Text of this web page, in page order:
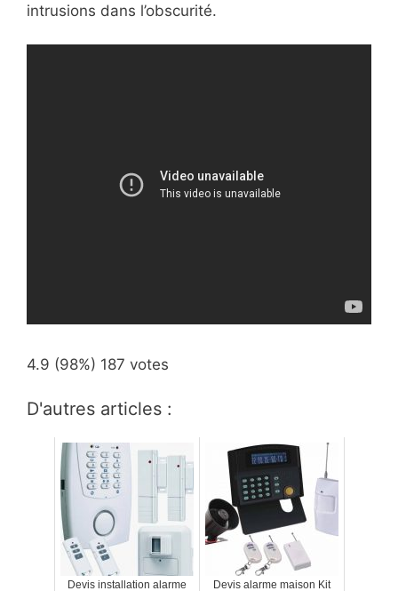
intrusions dans l’obscurité.
4.9 (98%) 187 votes
D'autres articles :
Devis installation alarme
Devis alarme maison Kit